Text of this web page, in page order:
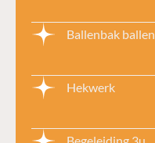
Ballenbak ballen
Hekwerk